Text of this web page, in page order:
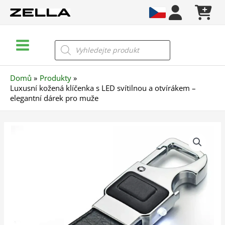
Menu
Products
search
Domů
Produkty
Luxusní kožená klíčenka s LED svítilnou a otvírákem –
elegantní dárek pro muže